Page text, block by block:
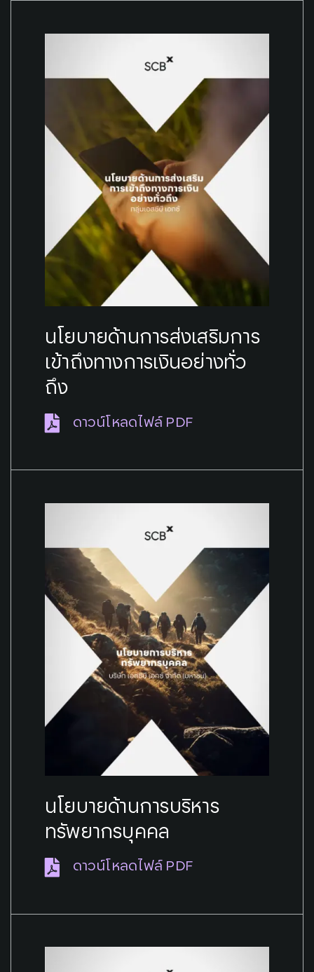
นโยบายด้านการส่งเสริมการ
เข้าถึงทางการเงินอย่างทั่ว
ถึง
ดาวน์โหลดไฟล์ PDF
นโยบายด้านการบริหาร
ทรัพยากรบุคคล
ดาวน์โหลดไฟล์ PDF